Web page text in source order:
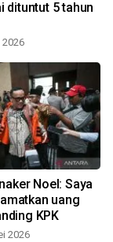
dituntut 5 tahun
2026
Noel: Saya
uang
KPK
2026